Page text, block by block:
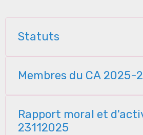
Statuts
Membres du CA 2025-
Rapport moral et
23112025